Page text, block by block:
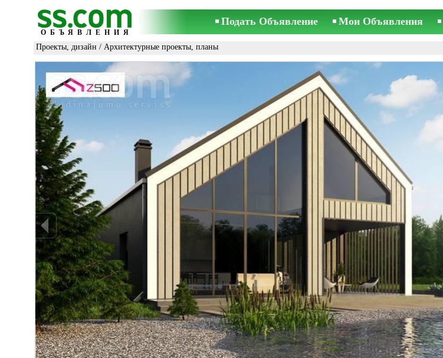
ОБЪЯВЛЕНИЯ
Подать Объявление Мои Объявления
Проекты, дизайн / Архитектурные проекты, планы